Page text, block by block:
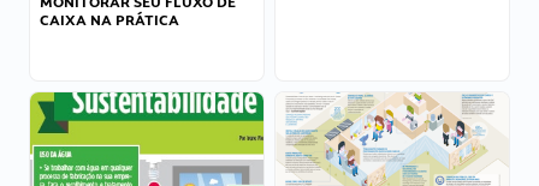
CAIXA NA PRÁTICA